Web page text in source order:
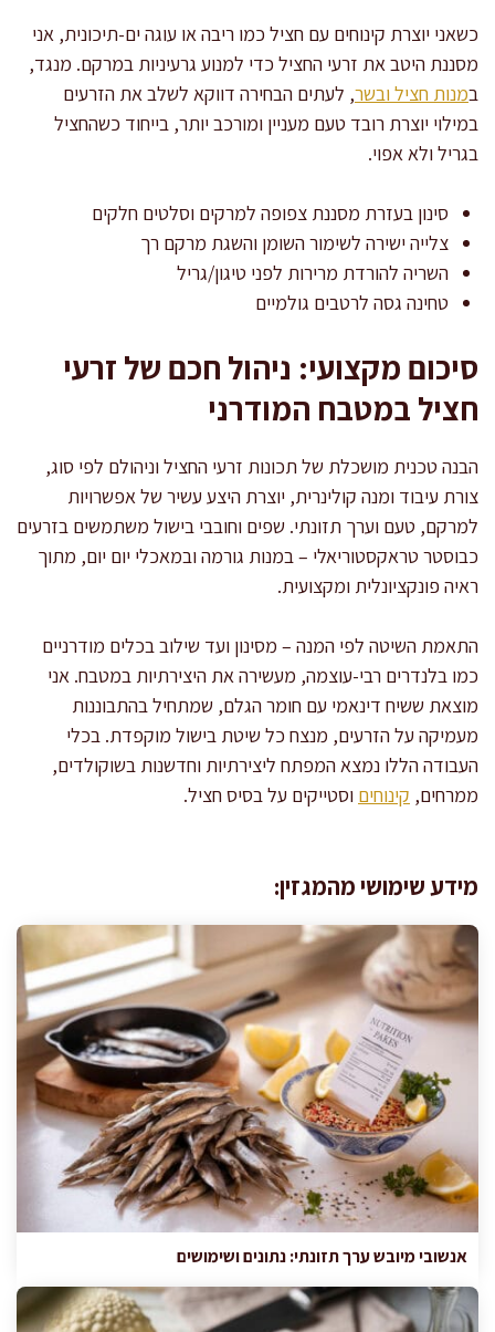
כשאני יוצרת קינוחים עם חציל כמו ריבה או עוגה ים-תיכונית, אני
מסננת היטב את זרעי החציל כדי למנוע גרעיניות במרקם. מנגד,
במנות חציל ובשר, לעתים הבחירה דווקא לשלב את הזרעים
במילוי יוצרת רובד טעם מעניין ומורכב יותר, בייחוד כשהחציל
בגריל ולא אפוי.
סינון בעזרת מסננת צפופה למרקים וסלטים חלקים
צלייה ישירה לשימור השומן והשגת מרקם רך
השריה להורדת מרירות לפני טיגון/גריל
טחינה גסה לרטבים גולמיים
סיכום מקצועי: ניהול חכם של זרעי
חציל במטבח המודרני
הבנה טכנית מושכלת של תכונות זרעי החציל וניהולם לפי סוג,
צורת עיבוד ומנה קולינרית, יוצרת היצע עשיר של אפשרויות
למרקם, טעם וערך תזונתי. שפים וחובבי בישול משתמשים בזרעים
כבוסטר טראקסטוריאלי – במנות גורמה ובמאכלי יום יום, מתוך
ראיה פונקציונלית ומקצועית.
התאמת השיטה לפי המנה – מסינון ועד שילוב בכלים מודרניים
כמו בלנדרים רבי-עוצמה, מעשירה את היצירתיות במטבח. אני
מוצאת ששיח דינאמי עם חומר הגלם, שמתחיל בהתבוננות
מעמיקה על הזרעים, מנצח כל שיטת בישול מוקפדת. בכלי
העבודה הללו נמצא המפתח ליצירתיות וחדשנות בשוקולדים,
ממרחים, קינוחים וסטייקים על בסיס חציל.
מידע שימושי מהמגזין:
אנשובי מיובש ערך תזונתי: נתונים ושימושים